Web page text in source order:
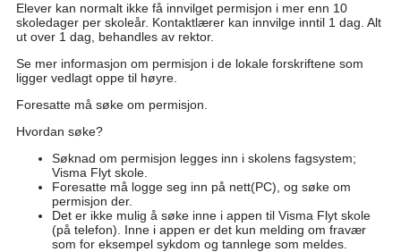
Elever kan normalt ikke få innvilget permisjon i mer enn 10
skoledager per skoleår. Kontaktlærer kan innvilge inntil 1 dag. Alt
ut over 1 dag, behandles av rektor.
Se mer informasjon om permisjon i de lokale forskriftene som
ligger vedlagt oppe til høyre.
Foresatte må søke om permisjon.
Hvordan søke?
Søknad om permisjon legges inn i skolens fagsystem;
Visma Flyt skole.
Foresatte må logge seg inn på nett(PC), og søke om
permisjon der.
Det er ikke mulig å søke inne i appen til Visma Flyt skole
(på telefon). Inne i appen er det kun melding om fravær
som for eksempel sykdom og tannlege som meldes.